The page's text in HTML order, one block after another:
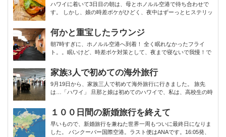
ハワイに着いて3日目の朝は、母とホノルル空港で待ち合わせで
す。 しかし、娘の時差ボケがひどく、夜中はずーっとヒステリッ
う様子に心配…。私も泣きたいくらいでした。 翌日、約束の時間
より遅れてしまい...
何かと重宝したラウンジ
朝7時すぎに、ホノルル空港へ到着！ 全く眠れなかったフライ
ト。。眠いけど、時差ボケ対策として、夜まで寝ないで我慢！で
行で持って来ています。当然、空港からのザ・バスには乗れない
ので、あらかじめタ...
家族3人で初めての海外旅行
9月19日から、家族三人で初めて海外旅行に行きました。 旅先
は…「ハワイ」 旦那と娘は初めてのハワイで、私は、高校生の時
回目です。 娘は、1歳4か月で飛行機未経験なのでどうなるや
ら…不安な私。 ...
１００日間の新婚旅行を終えて
早いもので、新婚旅行を兼ねた世界一周もついに最終日になりま
した。 バンクーバー国際空港。ラスト便はANAです。16:05発、